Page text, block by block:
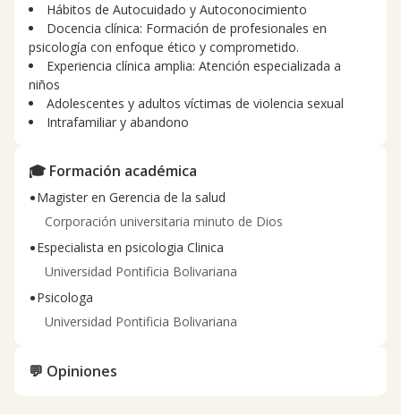
Hábitos de Autocuidado y Autoconocimiento
Docencia clínica: Formación de profesionales en
psicología con enfoque ético y comprometido.
Experiencia clínica amplia: Atención especializada a
niños
Adolescentes y adultos víctimas de violencia sexual
Intrafamiliar y abandono
🎓 Formación académica
•Magister en Gerencia de la salud
Corporación universitaria minuto de Dios
•Especialista en psicologia Clinica
Universidad Pontificia Bolivariana
•Psicologa
Universidad Pontificia Bolivariana
💬 Opiniones